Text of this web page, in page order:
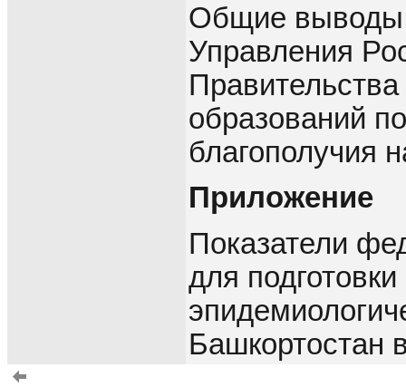
Общие выводы,
Управления
образований
благополучия
Приложение
Показатели
для
Башкортостан